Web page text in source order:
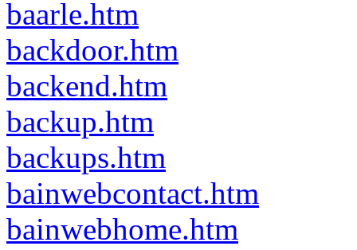
baarle.htm
backdoor.htm
backend.htm
backup.htm
backups.htm
bainwebcontact.htm
bainwebhome.htm